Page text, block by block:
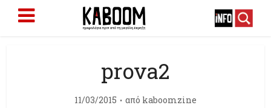
prova2
11/03/2015 από kaboomzine